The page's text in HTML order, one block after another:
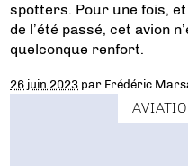
spotters. Pour une fois,
de l’été passé, cet avion
quelconque renfort.
26 juin 2023 par Frédéric